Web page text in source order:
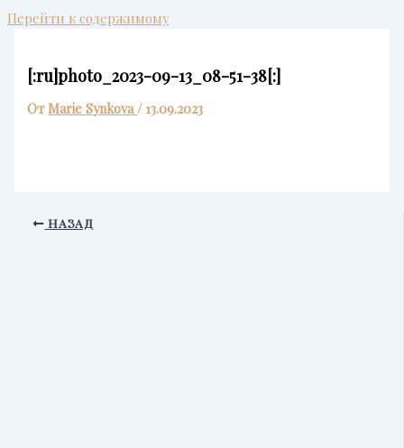
Перейти к содержимому
[:ru]photo_2023-09-13_08-51-38[:]
ОтMarie Synkova / 13.09.2023
НАЗАД